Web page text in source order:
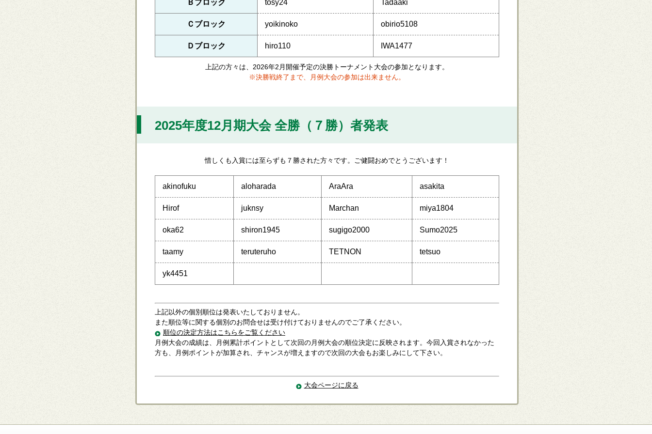
Ｂブロック tosy24 Tadaaki
Ｃブロック yoikinoko obirio5108
Ｄブロック hiro110 IWA1477
上記の方々は、2026年2月開催予定の決勝トーナメント大会の参加となります。
※決勝戦終了まで、月例大会の参加は出来ません。
2025年度12月期大会全勝（７勝）者発表
惜しくも入賞には至らずも７勝された方々です。ご健闘おめでとうございます！
akinofuku aloharada AraAra asakita
Hirof juknsy Marchan miya1804
oka62 shiron1945 sugigo2000 Sumo2025
taamy teruteruho TETNON tetsuo
yk4451
上記以外の個別順位は発表いたしておりません。
また順位等に関する個別のお問合せは受け付けておりませんのでご了承ください。
順位の決定方法はこちらをご覧ください
月例大会の成績は、月例累計ポイントとして次回の月例大会の順位決定に反映されます。今回入賞されなかった
方も、月例ポイントが加算され、チャンスが増えますので次回の大会もお楽しみにして下さい。
大会ページに戻る